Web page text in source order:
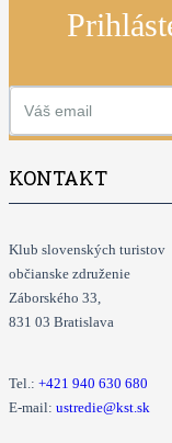
KONTAKT
Klub slovenských turistov
občianske združenie
Záborského 33,
831 03 Bratislava
Tel.: +421 940 630 680
E-mail: ustredie@kst.sk